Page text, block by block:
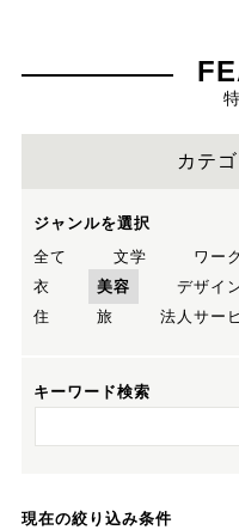
カテ
ジャンルを選択
全て
文学 ワー
衣
美容 デザイ
住
旅 法人サー
キーワード検索
現在の絞り込み条件